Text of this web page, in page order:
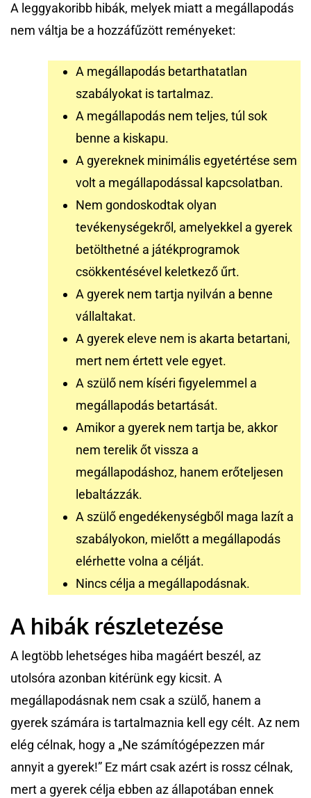
A leggyakoribb hibák, melyek miatt a megállapodás
nem váltja be a hozzáfűzött reményeket:
A megállapodás betarthatatlan
szabályokat is tartalmaz.
A megállapodás nem teljes, túl sok
benne a kiskapu.
A gyereknek minimális egyetértése sem
volt a megállapodással kapcsolatban.
Nem gondoskodtak olyan
tevékenységekről, amelyekkel a gyerek
betölthetné a játékprogramok
csökkentésével keletkező űrt.
A gyerek nem tartja nyilván a benne
vállaltakat.
A gyerek eleve nem is akarta betartani,
mert nem értett vele egyet.
A szülő nem kíséri figyelemmel a
megállapodás betartását.
Amikor a gyerek nem tartja be, akkor
nem terelik őt vissza a
megállapodáshoz, hanem erőteljesen
lebaltázzák.
A szülő engedékenységből maga lazít a
szabályokon, mielőtt a megállapodás
elérhette volna a célját.
Nincs célja a megállapodásnak.
A hibák részletezése
A legtöbb lehetséges hiba magáért beszél, az
utolsóra azonban kitérünk egy kicsit. A
megállapodásnak nem csak a szülő, hanem a
gyerek számára is tartalmaznia kell egy célt. Az nem
elég célnak, hogy a „Ne számítógépezzen már
annyit a gyerek!” Ez márt csak azért is rossz célnak,
mert a gyerek célja ebben az állapotában ennek